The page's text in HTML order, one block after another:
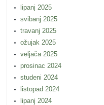
lipanj 2025
svibanj 2025
travanj 2025
ožujak 2025
veljača 2025
prosinac 2024
studeni 2024
listopad 2024
lipanj 2024